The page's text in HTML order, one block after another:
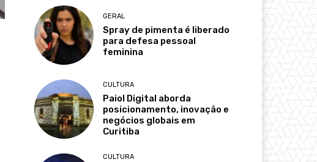
GERAL
Spray de pimenta é liberado
para defesa pessoal
feminina
CULTURA
Paiol Digital aborda
posicionamento, inovação e
negócios globais em
Curitiba
CULTURA